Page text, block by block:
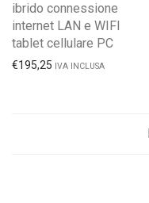
ibrido connessione
internet LAN e WIFI
tablet cellulare PC
€195,25 IVA INCLUSA